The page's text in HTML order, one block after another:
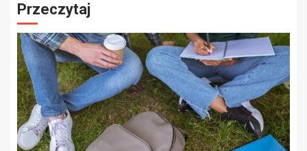
Przeczytaj